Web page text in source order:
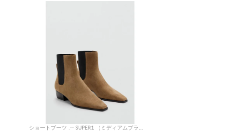
ショートブーツ .-- SUPER1 （ミディアムブラウン）